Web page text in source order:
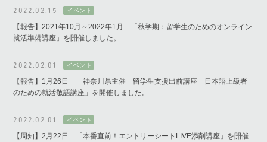
2022.02.15
【報告】2021年10月～2022年1月 「秋学期：留学生のためのオンライン
就活準備講座」を開催しました。
2022.02.01
【報告】1月26日 「神奈川県主催 留学生支援出前講座 日本語上級者
のための就活敬語講座」を開催しました。
2022.02.01
【周知】2月22日 「本番直前！エントリーシートLIVE添削講座」を開催